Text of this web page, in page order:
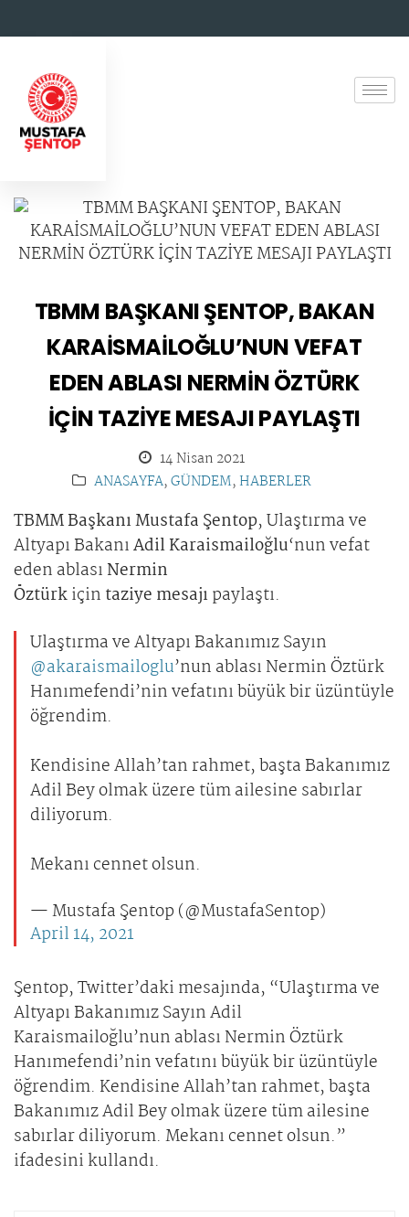
TBMM BAŞKANI ŞENTOP, BAKAN
KARAİSMAİLOĞLU’NUN VEFAT
EDEN ABLASI NERMİN ÖZTÜRK
İÇİN TAZİYE MESAJI PAYLAŞTI
14 Nisan 2021
ANASAYFA,GÜNDEM,HABERLER
TBMM Başkanı Mustafa Şentop, Ulaştırma ve
Altyapı BakanıAdil Karaismailoğlu‘nun vefat
eden ablası Nermin
Öztürkiçin taziye mesajıpaylaştı.
Ulaştırma ve Altyapı Bakanımız Sayın
@akaraismailoglu’nun ablası Nermin Öztürk
Hanımefendi’nin vefatını büyük bir üzüntüyle
öğrendim.
Kendisine Allah’tan rahmet, başta Bakanımız
Adil Bey olmak üzere tüm ailesine sabırlar
diliyorum.
Mekanı cennet olsun.
— Mustafa Şentop (@MustafaSentop)
April 14, 2021
Şentop, Twitter’daki mesajında, “Ulaştırma ve
Altyapı Bakanımız Sayın Adil
Karaismailoğlu’nun ablası Nermin Öztürk
Hanımefendi’nin vefatını büyük bir üzüntüyle
öğrendim. Kendisine Allah’tan rahmet, başta
Bakanımız Adil Bey olmak üzere tüm ailesine
sabırlar diliyorum. Mekanı cennet olsun.”
ifadesini kullandı.